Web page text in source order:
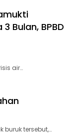
Bulan, BPBD
air…
buruk tersebut,…